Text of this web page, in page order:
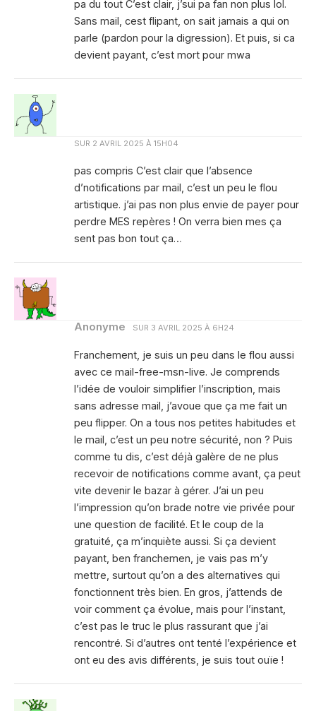
pa du tout C’est clair, j’sui pa fan non plus lol.
Sans mail, cest flipant, on sait jamais a qui on
parle (pardon pour la digression). Et puis, si ca
devient payant, c’est mort pour mwa
SUR 2 AVRIL 2025 À 15H04
pas compris C’est clair que l’absence
d’notifications par mail, c’est un peu le flou
artistique. j’ai pas non plus envie de payer pour
perdre MES repères ! On verra bien mes ça
sent pas bon tout ça…
Anonyme SUR 3 AVRIL 2025 À 6H24
Franchement, je suis un peu dans le flou aussi
avec ce mail-free-msn-live. Je comprends
l’idée de vouloir simplifier l’inscription, mais
sans adresse mail, j’avoue que ça me fait un
peu flipper. On a tous nos petites habitudes et
le mail, c’est un peu notre sécurité, non ? Puis
comme tu dis, c’est déjà galère de ne plus
recevoir de notifications comme avant, ça peut
vite devenir le bazar à gérer. J’ai un peu
l’impression qu’on brade notre vie privée pour
une question de facilité. Et le coup de la
gratuité, ça m’inquiète aussi. Si ça devient
payant, ben franchemen, je vais pas m’y
mettre, surtout qu’on a des alternatives qui
fonctionnent très bien. En gros, j’attends de
voir comment ça évolue, mais pour l’instant,
c’est pas le truc le plus rassurant que j’ai
rencontré. Si d’autres ont tenté l’expérience et
ont eu des avis différents, je suis tout ouïe !